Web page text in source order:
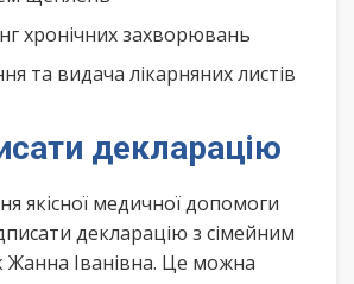
хронічних захворювань
та видача лікарняних листів
декларацію
якісної медичної допомоги
декларацію з сімейним
Жанна Іванівна. Це можна